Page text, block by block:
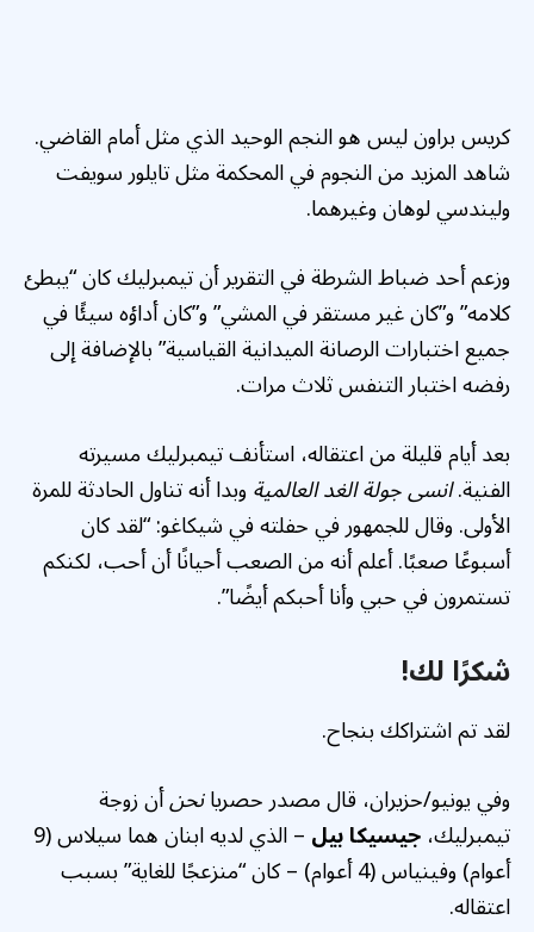
كريس براون ليس هو النجم الوحيد الذي مثل أمام القاضي.
شاهد المزيد من النجوم في المحكمة مثل تايلور سويفت
وليندسي لوهان وغيرهما.
وزعم أحد ضباط الشرطة في التقرير أن تيمبرليك كان “يبطئ
كلامه” و”كان غير مستقر في المشي” و”كان أداؤه سيئًا في
جميع اختبارات الرصانة الميدانية القياسية” بالإضافة إلى
رفضه اختبار التنفس ثلاث مرات.
بعد أيام قليلة من اعتقاله، استأنف تيمبرليك مسيرته
الفنية.انسى جولة الغد العالميةوبدا أنه تناول الحادثة للمرة
الأولى. وقال للجمهور في حفلته في شيكاغو: “لقد كان
أسبوعًا صعبًا. أعلم أنه من الصعب أحيانًا أن أحب، لكنكم
تستمرون في حبي وأنا أحبكم أيضًا”.
شكرًا لك!
لقد تم اشتراكك بنجاح.
وفي يونيو/حزيران، قال مصدر حصريانحنأن زوجة
تيمبرليك،جيسيكا بيل – الذي لديه ابنان هما سيلاس (9
أعوام) وفينياس (4 أعوام) – كان “منزعجًا للغاية” بسبب
اعتقاله.